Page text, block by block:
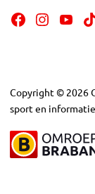
Copyright © 2026
sport en